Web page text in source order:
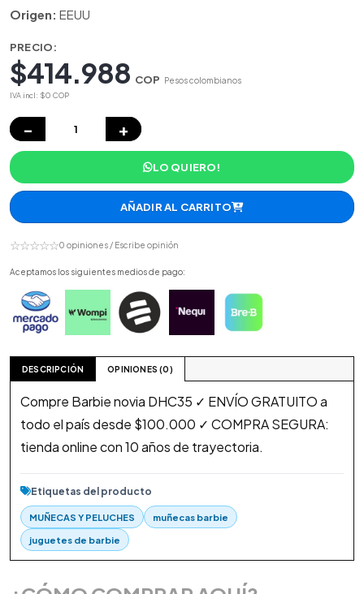
Origen: EEUU
PRECIO:
$414.988 COP Pesos colombianos
IVA incl: $0 COP
− +
LO QUIERO!
AÑADIR AL CARRITO
☆☆☆☆☆0 opiniones / Escribe opinión
Aceptamos los siguientes medios de pago:
DESCRIPCIÓN OPINIONES (0)
Compre Barbie novia DHC35 ✓ ENVÍO GRATUITO a
todo el país desde $100.000 ✓ COMPRA SEGURA:
tienda online con 10 años de trayectoria.
Etiquetas del producto
MUÑECAS Y PELUCHES muñecas barbie
juguetes de barbie